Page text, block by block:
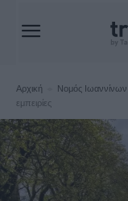
Αρχική Νομός Ιωαννίνων
εμπειρίες